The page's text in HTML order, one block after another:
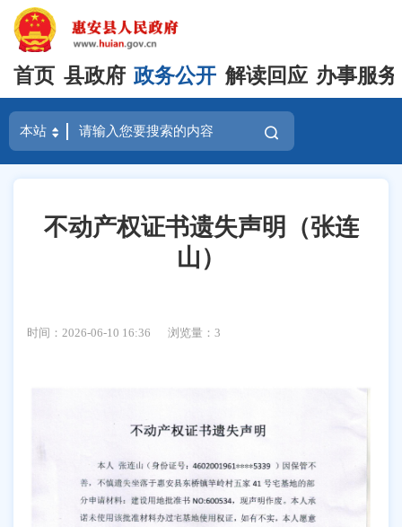
首页 县政府 政务公开 解读回应 办事服务
不动产权证书遗失声明（张连
山）
时间：2026-06-10 16:36 浏览量：3